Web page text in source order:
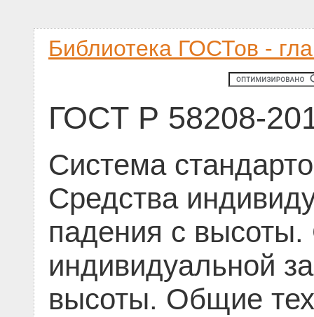
Библиотека ГОСТов -
ГОСТ Р 58208-
Система
Средства
падения с
индивидуальной
высоты. Общие